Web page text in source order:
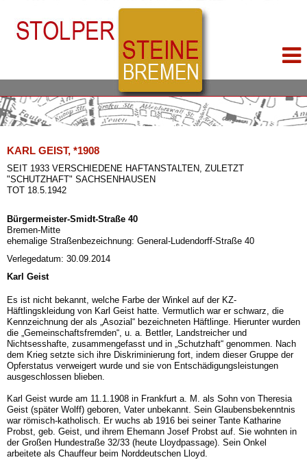
KARL GEIST, *1908
SEIT 1933 VERSCHIEDENE HAFTANSTALTEN, ZULETZT
"SCHUTZHAFT" SACHSENHAUSEN
TOT 18.5.1942
Bürgermeister-Smidt-Straße 40
Bremen-Mitte
ehemalige Straßenbezeichnung: General-Ludendorff-Straße 40
Verlegedatum: 30.09.2014
Karl Geist
Es ist nicht bekannt, welche Farbe der Winkel auf der KZ-
Häftlingskleidung von Karl Geist hatte. Vermutlich war er schwarz, die
Kennzeichnung der als „Asozial“ bezeichneten Häftlinge. Hierunter wurden
die „Ge­meinschaftsfremden“, u. a. Bettler, Landstreicher und
Nichtsesshafte, zusammengefasst und in „Schutzhaft“ genommen. Nach
dem Krieg setzte sich ihre Diskri­minierung fort, indem dieser Gruppe der
Opferstatus verweigert wurde und sie von Entschädigungsleistun­gen
ausgeschlossen blieben.
Karl Geist wurde am 11.1.1908 in Frankfurt a. M. als Sohn von Theresia
Geist (später Wolff) geboren, Vater unbekannt. Sein Glaubensbekenntnis
war römisch-ka­tholisch. Er wuchs ab 1916 bei seiner Tante Kathari­ne
Probst, geb. Geist, und ihrem Ehemann Josef Probst auf. Sie wohnten in
der Gro­ßen Hundestraße 32/33 (heute Lloydpassage). Sein Onkel
arbeitete als Chauffeur beim Norddeutschen Lloyd.